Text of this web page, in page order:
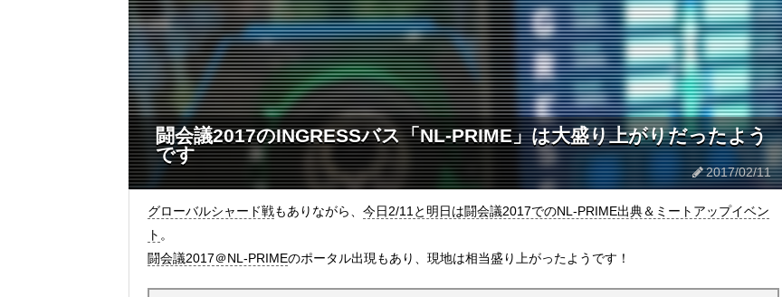
闘会議2017のINGRESSバス「NL-PRIME」は大盛り上がりだったよう
です
2017/02/11
グローバルシャード戦もありながら、 今日2/11と明日は闘会議2017でのNL-PRIME出典＆ミートアップイベン
ト 。
闘会議2017＠NL-PRIMEのポータル出現もあり、現地は相当盛り上がったようです！